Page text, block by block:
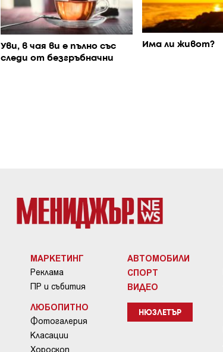
Уви, в чая ви е пълно със
следи от безгръбначни
Има ли живот?
МАРКЕТИНГ
Реклама
ПР и събития
ЛЮБОПИТНО
Фотогалерия
Класации
Хороскоп
АВТОМОБИЛИ
СПОРТ
ВИДЕО
НЮЗЛЕТЪР